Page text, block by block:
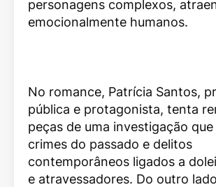
personagens complexos,
emocionalmente humanos.
No romance, Patrícia Santos,
pública e protagonista, tenta
peças de uma investigação
crimes do passado e delitos
contemporâneos ligados a
e atravessadores. Do outro